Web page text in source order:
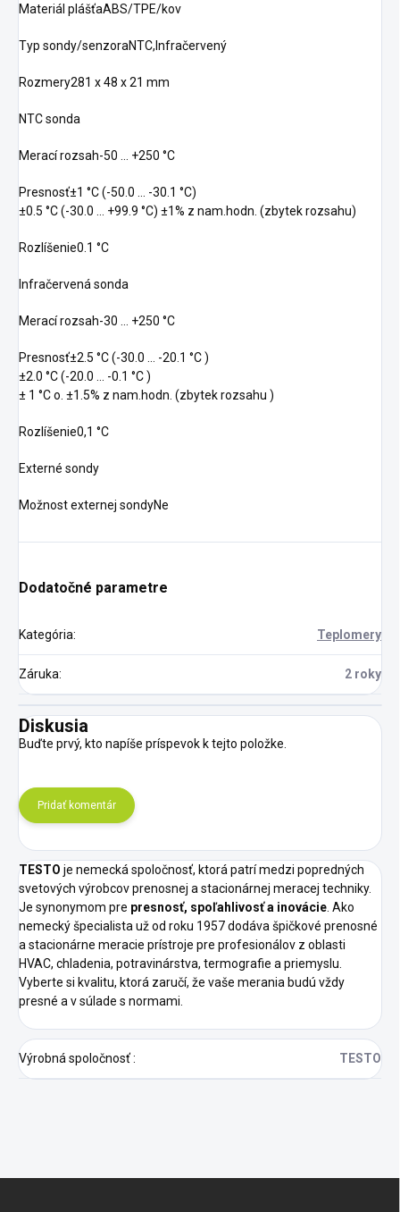
Materiál plášťaABS/TPE/kov
Typ sondy/senzoraNTC,Infračervený
Rozmery281 x 48 x 21 mm
NTC sonda
Merací rozsah-50 … +250 °C
Presnosť±1 °C (-50.0 … -30.1 °C)
±0.5 °C (-30.0 … +99.9 °C) ±1% z nam.hodn. (zbytek rozsahu)
Rozlíšenie0.1 °C
Infračervená sonda
Merací rozsah-30 … +250 °C
Presnosť±2.5 °C (-30.0 … -20.1 °C )
±2.0 °C (-20.0 … -0.1 °C )
± 1 °C o. ±1.5% z nam.hodn. (zbytek rozsahu )
Rozlíšenie0,1 °C
Externé sondy
Možnost externej sondyNe
Dodatočné parametre
Kategória: Teplomery
Záruka: 2 roky
Diskusia
Buďte prvý, kto napíše príspevok k tejto položke.
Pridať komentár
TESTO je nemecká spoločnosť, ktorá patrí medzi popredných
svetových výrobcov prenosnej a stacionárnej meracej techniky.
Je synonymom pre presnosť, spoľahlivosť a inovácie. Ako
nemecký špecialista už od roku 1957 dodáva špičkové prenosné
a stacionárne meracie prístroje pre profesionálov z oblasti
HVAC, chladenia, potravinárstva, termografie a priemyslu.
Vyberte si kvalitu, ktorá zaručí, že vaše merania budú vždy
presné a v súlade s normami.
Výrobná spoločnosť: TESTO